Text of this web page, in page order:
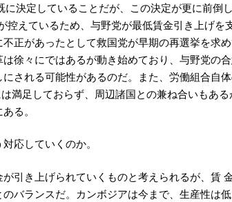
決定していることだが、この決定が更に前倒
控えているため、与野党が最低賃金引き上げを
正があったとして救国党が早期の再選挙を求
徐々にではあるが動き始めており、与野党の
される可能性があるのだ。また、労働組合自
満足しておらず、周辺諸国との兼ね合いもあ
る。
応していくのか。
引き上げられていくものと考えられるが、賃
バランスだ。カンボジアは今まで、生産性は